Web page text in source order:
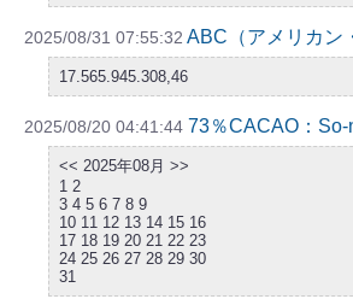
2025/08/31 07:55:32 ABC（アメリカン
17.565.945.308,46
2025/08/20 04:41:44 73％CACAO：So-
<< 2025年08月 >>
1 2
3 4 5 6 7 8 9
10 11 12 13 14 15 16
17 18 19 20 21 22 23
24 25 26 27 28 29 30
31